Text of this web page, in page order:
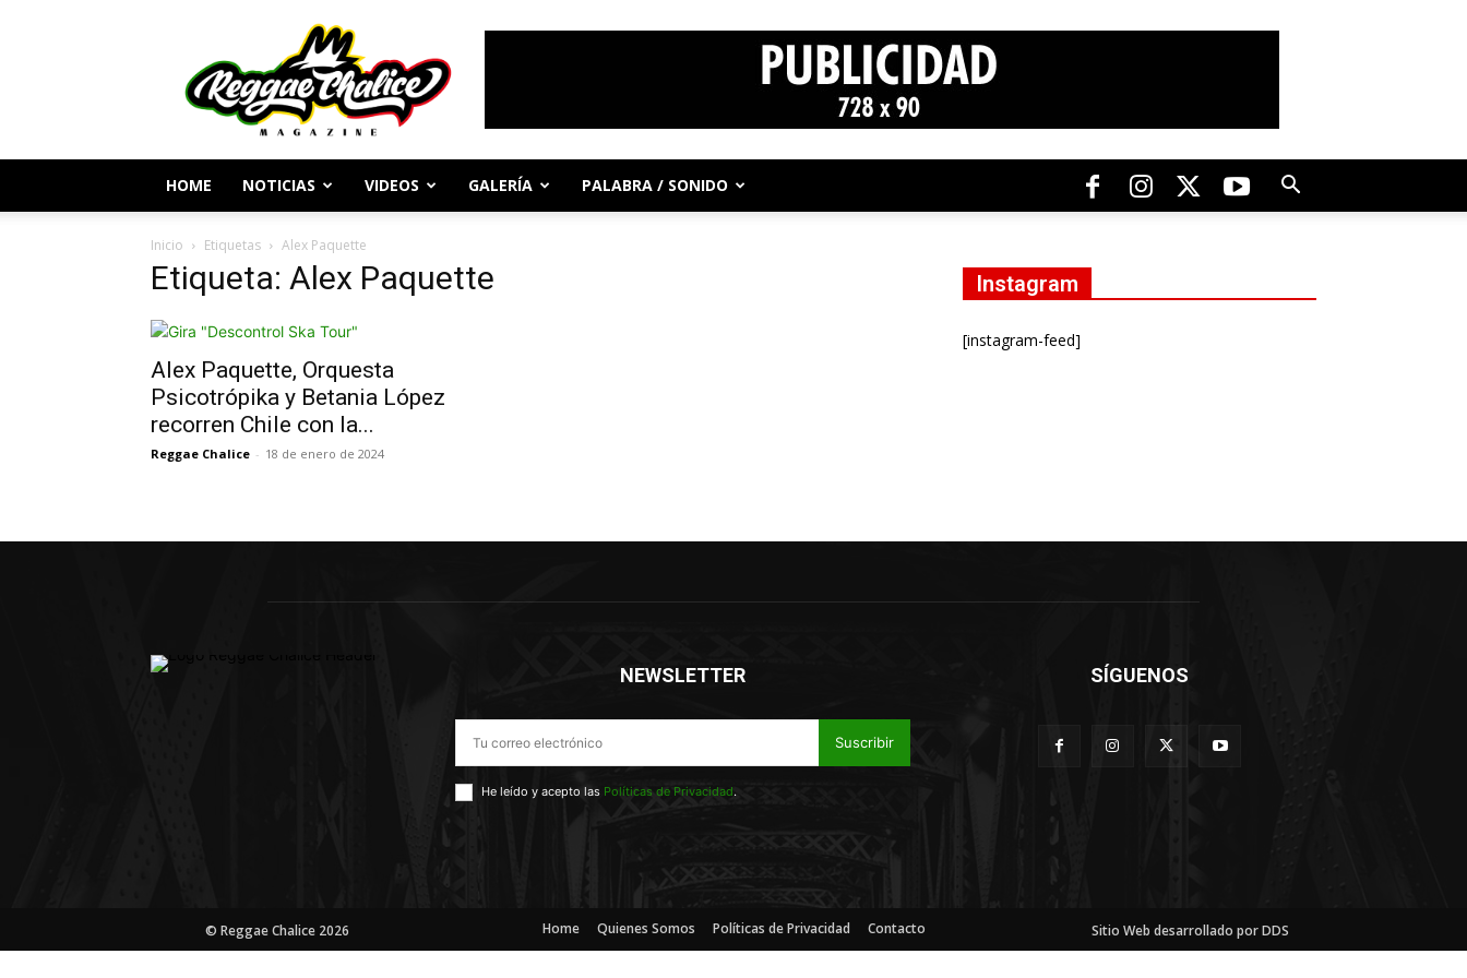
Periodismo
y
Cultura
Reggae
HOME NOTICIAS VIDEOS GALERÍA PALABRA / SONIDO
Inicio Etiquetas Alex Paquette
Etiqueta: Alex Paquette
Alex Paquette, Orquesta
Psicotrópika y Betania López
recorren Chile con la...
Reggae Chalice - 18 de enero de 2024
Instagram
[instagram-feed]
NEWSLETTER
Suscribir
He leído y acepto las Políticas de Privacidad.
SÍGUENOS
© Reggae Chalice 2026 Home Quienes Somos Políticas de Privacidad Contacto Sitio Web desarrollado por DDS